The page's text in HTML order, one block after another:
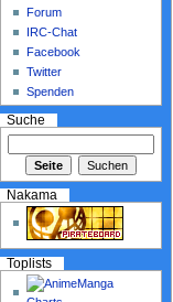
Forum
IRC-Chat
Facebook
Twitter
Spenden
Suche
Nakama
Toplists